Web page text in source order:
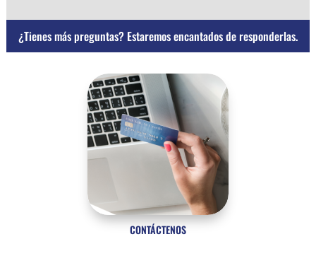
¿Tienes más preguntas? Estaremos encantados de responderlas.
CONTÁCTENOS